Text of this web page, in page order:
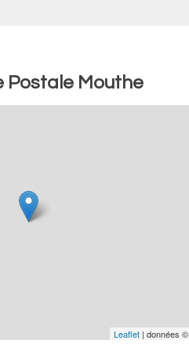
Postale Mouthe
Leaflet | données ©